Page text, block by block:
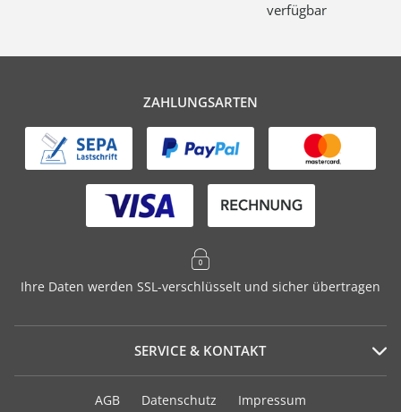
verfügbar
ZAHLUNGSARTEN
Ihre Daten werden SSL-verschlüsselt und sicher übertragen
SERVICE & KONTAKT
Serviceportal
AGB Datenschutz Impressum